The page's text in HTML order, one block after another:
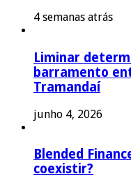
4 semanas atrás
Liminar
barramento
Tramandaí
junho 4, 2026
Blended
coexistir?